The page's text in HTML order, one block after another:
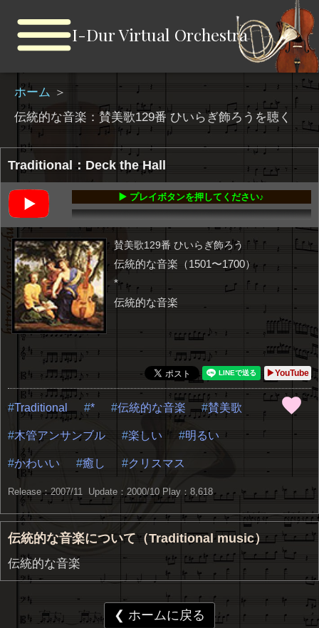
I-Dur Virtual Orchestra
ホーム ＞
伝統的な音楽：賛美歌129番 ひいらぎ飾ろうを聴く
Traditional：Deck the Hall
▶️ プレイボタンを押してください♪
賛美歌129番 ひいらぎ飾ろう
伝統的な音楽（1501〜1700）
*
伝統的な音楽
▶YouTube
Traditional * 伝統的な音楽 賛美歌
木管アンサンブル 楽しい 明るい
かわいい 癒し クリスマス
Release：2007/11 Update：2000/10 Play：8,618
伝統的な音楽について（Traditional music）
伝統的な音楽
❮ ホームに戻る